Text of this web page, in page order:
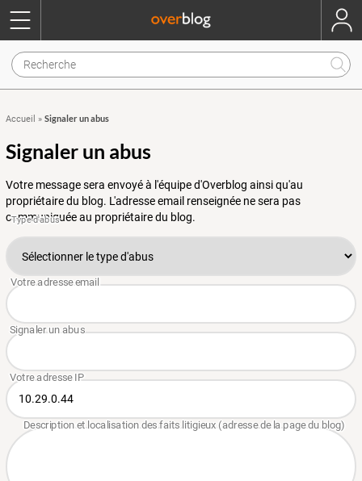
Accueil » Signaler un abus
Signaler un abus
Votre message sera envoyé à l'équipe d'Overblog ainsi qu'au
propriétaire du blog. L'adresse email renseignée ne sera pas
communiquée au propriétaire du blog.